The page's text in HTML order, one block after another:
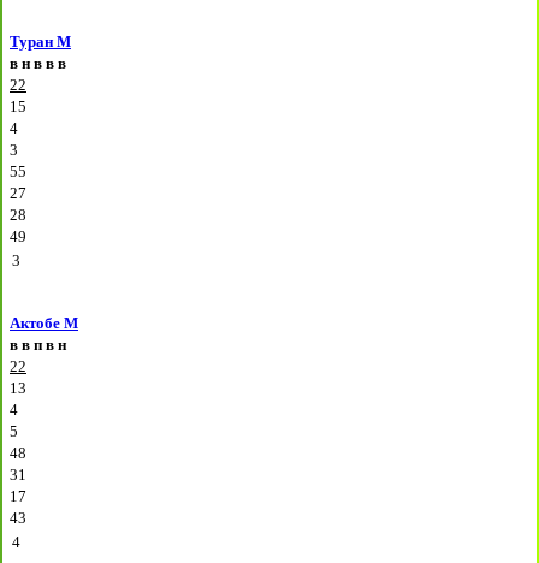
Туран М
в н в в в
22
15
4
3
55
27
28
49
3
Актобе М
в в п в н
22
13
4
5
48
31
17
43
4